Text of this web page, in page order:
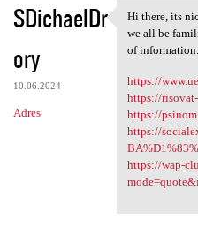
SDichaelDr
ory
10.06.2024
Adres
Hi there, its
Hi there, its
we all be
of information.
https://
https://
https://
https://
https://wap-